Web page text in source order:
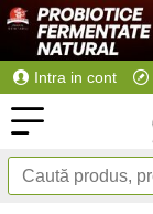
Intra in cont